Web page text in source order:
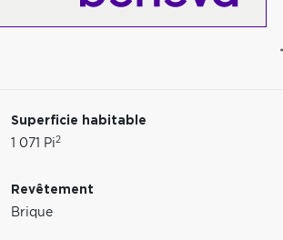
Superficie habitable
1 071 Pi2
Revêtement
Brique